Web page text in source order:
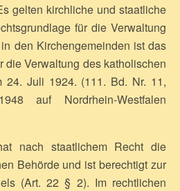
gelten kirchliche und staatliche
für die Verwaltung
den Kirchengemeinden ist das
die Verwaltung des katholischen
24. Juli 1924. (111. Bd. Nr. 11,
auf Nordrhein-Westfalen
nach staatlichem Recht die
Behörde und ist berechtigt zur
(Art. 22 § 2). Im rechtlichen